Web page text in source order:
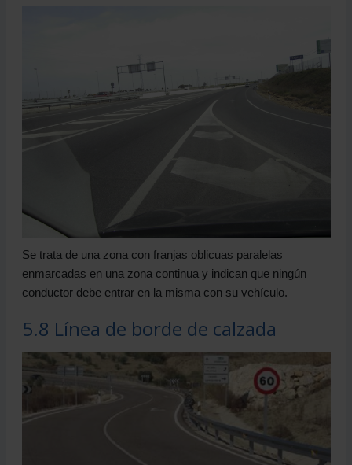
Se trata de una zona con franjas oblicuas paralelas
enmarcadas en una zona continua y indican que ningún
conductor debe entrar en la misma con su vehículo.
5.8 Línea de borde de calzada